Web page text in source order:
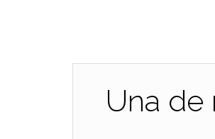
Una de